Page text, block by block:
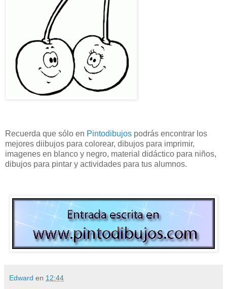
Recuerda que sólo en Pintodibujos podrás encontrar los
mejores diibujos para colorear, dibujos para imprimir,
imagenes en blanco y negro, material didáctico para niños,
dibujos para pintar y actividades para tus alumnos.
Edward en 12:44